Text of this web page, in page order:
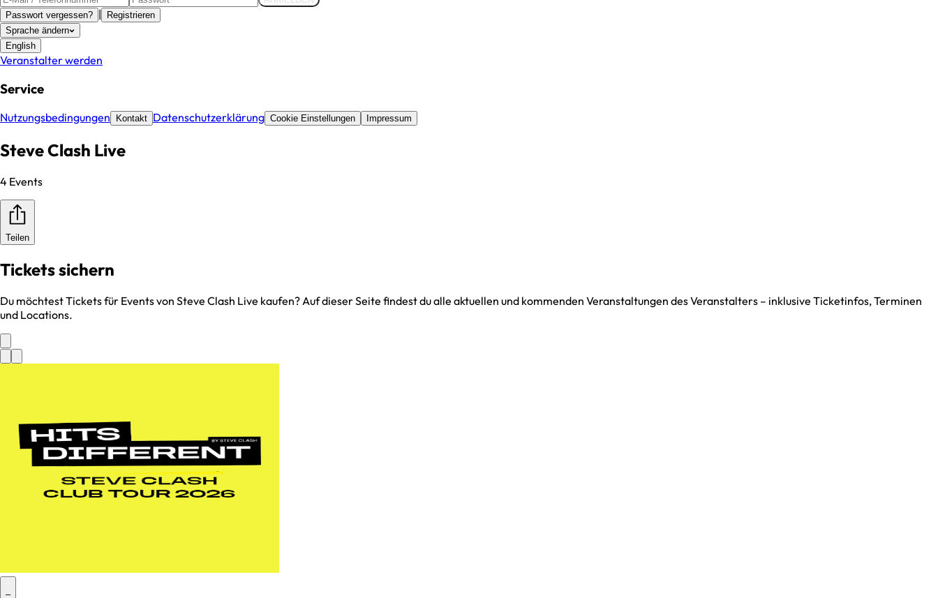
Passwort vergessen? |
Registrieren
Sprache ändern
English
Veranstalter werden
Service
Nutzungsbedingungen Kontakt Datenschutzerklärung Cookie Einstellungen Impressum
Steve Clash Live
4 Events
Teilen
Tickets sichern
Du möchtest Tickets für Events von Steve Clash Live kaufen? Auf dieser Seite findest du alle aktuellen und kommenden Veranstaltungen des Veranstalters – inklusive Ticketinfos, Terminen
und Locations.
–